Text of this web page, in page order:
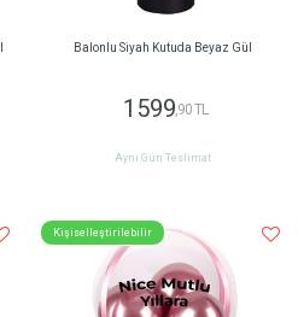
Balonlu Siyah Kutuda Beyaz Gül
1599,90 TL
Aynı Gün Teslimat
Kişiselleştirilebilir